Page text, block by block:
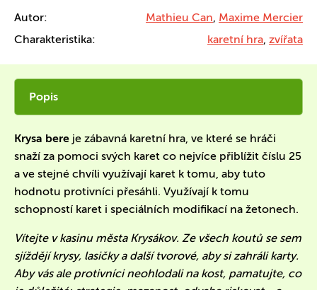
Autor:
Mathieu Can, Maxime Mercier
Charakteristika:
karetní hra, zvířata
Popis
Krysa bere je zábavná karetní hra, ve které se hráči
snaží za pomoci svých karet co nejvíce přiblížit číslu 25
a ve stejné chvíli využívají karet k tomu, aby tuto
hodnotu protivníci přesáhli. Využívají k tomu
schopností karet i speciálních modifikací na žetonech.
Vítejte v kasinu města Krysákov. Ze všech koutů se sem
sjíždějí krysy, lasičky a další tvorové, aby si zahráli karty.
Aby vás ale protivníci neohlodali na kost, pamatujte, co